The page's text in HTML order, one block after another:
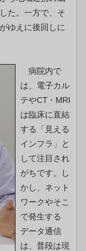
た。一方で、そ
ゆえに後回しに
病院内で
は、電子カル
テやCT・MRI
は臨床に直結
する「見える
インフラ」と
して注目され
がちです。し
かし、ネット
ワークやそこ
で発生する
データ通信
は、普段は現